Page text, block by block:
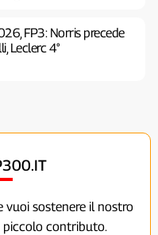
FP3: Norris precede
Leclerc 4°
vuoi sostenere il nostro
piccolo contributo.